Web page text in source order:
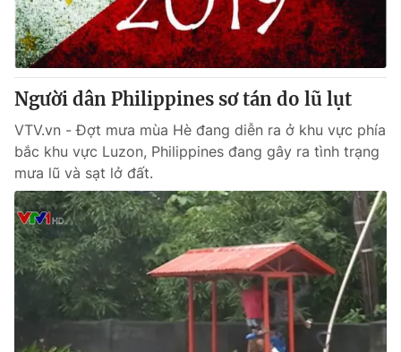
Người dân Philippines sơ tán do lũ lụt
VTV.vn - Đợt mưa mùa Hè đang diễn ra ở khu vực phía
bắc khu vực Luzon, Philippines đang gây ra tình trạng
mưa lũ và sạt lở đất.